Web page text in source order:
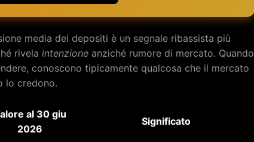
media dei depositi è un segnale ribassista più
rivela intenzione anziché rumore di mercato. Quando
conoscono tipicamente qualcosa che il mercato
lo credono.
al 30 giu
2026
Significato